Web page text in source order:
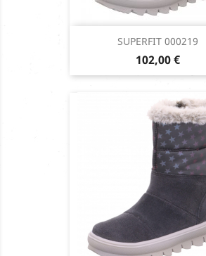
SUPERFIT 000219
Prix
102,00 €